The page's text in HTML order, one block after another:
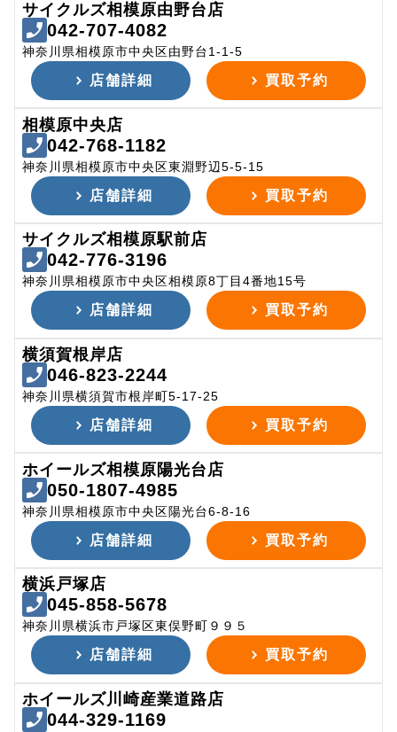
サイクルズ相模原由野台店
042-707-4082
神奈川県相模原市中央区由野台1-1-5
店舗詳細 買取予約
相模原中央店
042-768-1182
神奈川県相模原市中央区東淵野辺5-5-15
店舗詳細 買取予約
サイクルズ相模原駅前店
042-776-3196
神奈川県相模原市中央区相模原8丁目4番地15号
店舗詳細 買取予約
横須賀根岸店
046-823-2244
神奈川県横須賀市根岸町5-17-25
店舗詳細 買取予約
ホイールズ相模原陽光台店
050-1807-4985
神奈川県相模原市中央区陽光台6-8-16
店舗詳細 買取予約
横浜戸塚店
045-858-5678
神奈川県横浜市戸塚区東俣野町９９５
店舗詳細 買取予約
ホイールズ川崎産業道路店
044-329-1169